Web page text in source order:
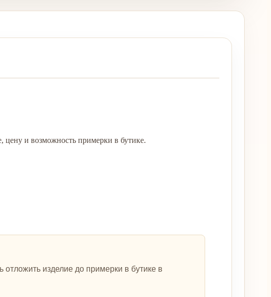
цену и возможность примерки в бутике.
изделие до примерки в бутике в